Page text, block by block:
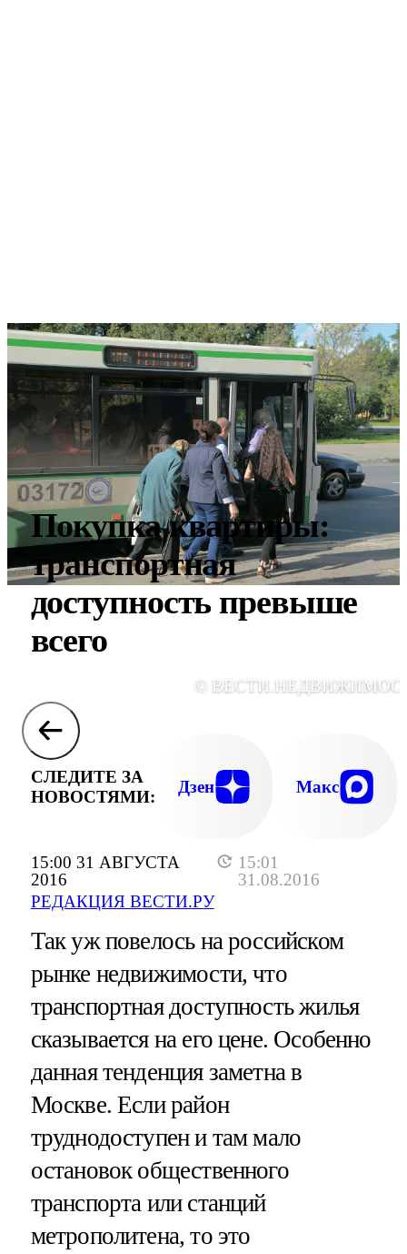
15:00 31 АВГУСТА
2016
15:01
31.08.2016
РЕДАКЦИЯ ВЕСТИ.РУ
Покупка квартиры:
транспортная
доступность превыше
всего
©
СЛЕДИТЕ ЗА
НОВОСТЯМИ:
Дзен Макс
Так уж повелось на российском
рынке недвижимости, что
транспортная доступность жилья
сказывается на его цене. Особенно
данная тенденция заметна в
Москве. Если район
труднодоступен и там мало
остановок общественного
транспорта или станций
метрополитена, то это